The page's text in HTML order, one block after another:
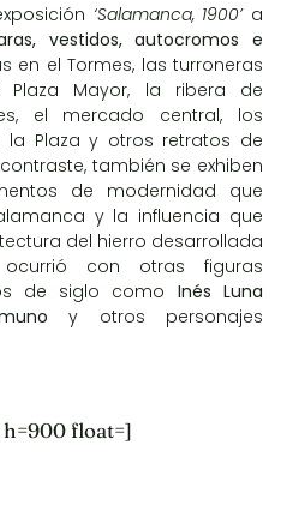
‘Salamanca, 1900’a
vestidos, autocromos e
en el Tormes, las turroneras
Mayor, la ribera de
el mercado central, los
Plaza y otros retratos de
también se exhiben
de modernidad que
y la influencia que
del hierro desarrollada
con otras figuras
de siglo como Inés Luna
y otros personajes
h=900 float=]